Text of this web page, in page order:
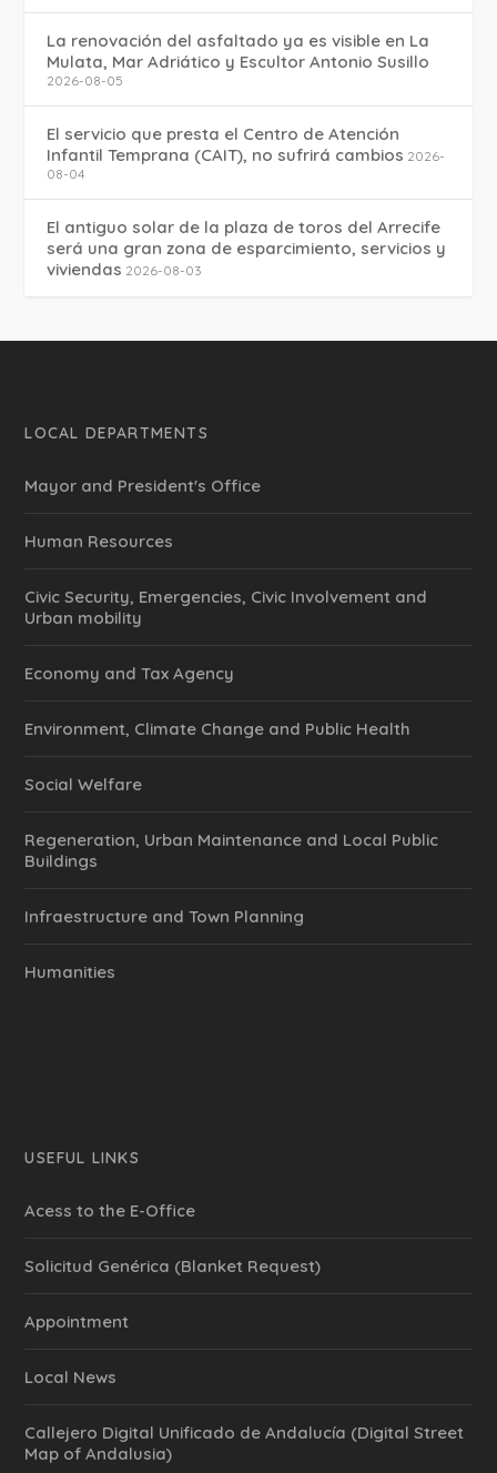
La renovación del asfaltado ya es visible en La
Mulata, Mar Adriático y Escultor Antonio Susillo
2026-08-05
El servicio que presta el Centro de Atención
Infantil Temprana (CAIT), no sufrirá cambios 2026-
08-04
El antiguo solar de la plaza de toros del Arrecife
será una gran zona de esparcimiento, servicios y
viviendas 2026-08-03
LOCAL DEPARTMENTS
Mayor and President's Office
Human Resources
Civic Security, Emergencies, Civic Involvement and
Urban mobility
Economy and Tax Agency
Environment, Climate Change and Public Health
Social Welfare
Regeneration, Urban Maintenance and Local Public
Buildings
Infraestructure and Town Planning
Humanities
USEFUL LINKS
Acess to the E-Office
Solicitud Genérica (Blanket Request)
Appointment
Local News
Callejero Digital Unificado de Andalucía (Digital Street
Map of Andalusia)